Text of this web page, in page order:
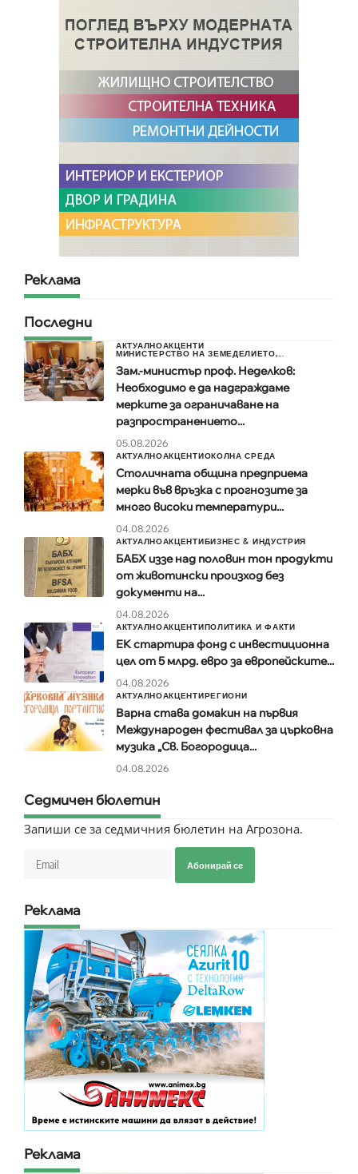
Реклама
Последни
АКТУАЛНОАКЦЕНТИ
МИНИСТЕРСТВО НА ЗЕМЕДЕЛИЕТО,...
Зам.-министър проф. Неделков:
Необходимо е да надграждаме
мерките за ограничаване на
разпространението...
05.08.2026
АКТУАЛНОАКЦЕНТИОКОЛНА СРЕДА
Столичната община предприема
мерки във връзка с прогнозите за
много високи температури...
04.08.2026
АКТУАЛНОАКЦЕНТИБИЗНЕС & ИНДУСТРИЯ
БАБХ иззе над половин тон продукти
от животински произход без
документи на...
04.08.2026
АКТУАЛНОАКЦЕНТИПОЛИТИКА И ФАКТИ
ЕК стартира фонд с инвестиционна
цел от 5 млрд. евро за европейските...
04.08.2026
АКТУАЛНОАКЦЕНТИРЕГИОНИ
Варна става домакин на първия
Международен фестивал за църковна
музика „Св. Богородица...
04.08.2026
Седмичен бюлетин
Запиши се за седмичния бюлетин на Агрозона.
Абонирай се
Реклама
Реклама